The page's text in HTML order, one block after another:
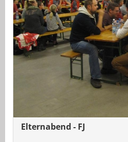
Elternabend - FJ